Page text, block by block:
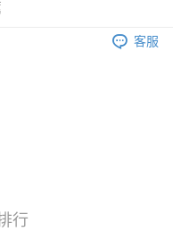
費
2-5個工作天到店，3天內
達
客服
行